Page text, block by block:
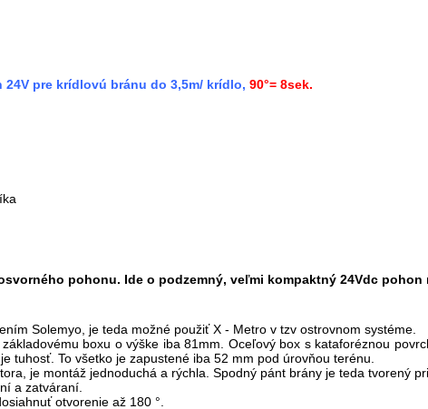
24V pre krídlovú bránu do 3,5m/ krídlo, 90°= 8sek.
pohonu. Ide o podzemný, veľmi kompaktný 24Vdc pohon
Solemyo, je teda možné použiť X - Metro v tzv ostrovnom systéme.
boxu o výške iba 81mm. Oceľový box s kataforéznou
tuhosť. To všetko je zapustené iba 52 mm pod úrovňou terénu.
je montáž jednoduchá a rýchla. Spodný pánt brány je teda tvorený
a zatváraní.
otvorenie až 180 °.